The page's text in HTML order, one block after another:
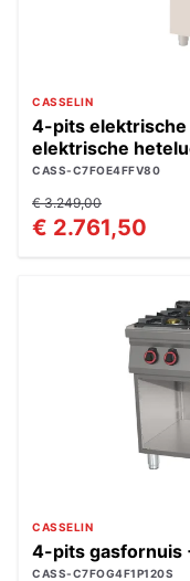
CASSELIN
4-pits elektrische
elektrische
CASS-C7FOE4FFV80
€ 3.249,00
€ 2.761,50
CASSELIN
4-pits gasfornuis
CASS-C7FOG4F1P120S